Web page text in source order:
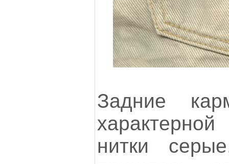
Задние
нитки